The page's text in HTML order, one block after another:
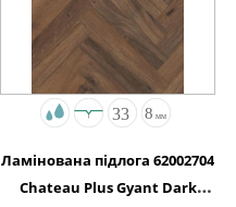
Ламінована підлога 62002704
Chateau Plus Gyant Dark